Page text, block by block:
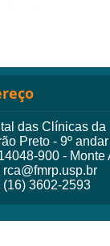
das Clínicas
Preto - 9º andar
900 -
rca@fmrp.usp.br
(16) 3602-2593